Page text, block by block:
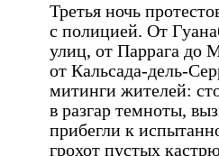
Третья ночь
с полицией. От
улиц, от Паррага до
от Кальсада-дель-
митинги жителей:
в разгар темноты,
прибегли к
грохот пустых